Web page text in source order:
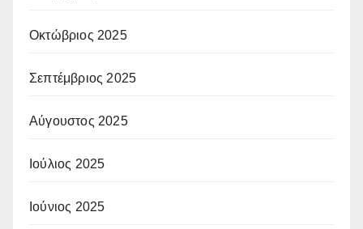
Οκτώβριος 2025
Σεπτέμβριος 2025
Αύγουστος 2025
Ιούλιος 2025
Ιούνιος 2025